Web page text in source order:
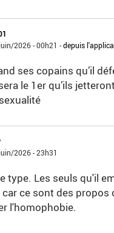
2026 - 00h21 -depuis
ses copains qu’il
le 1er qu’ils
2026 - 23h31
type. Les seuls qu'il
ce sont des propos
l'homophobie.